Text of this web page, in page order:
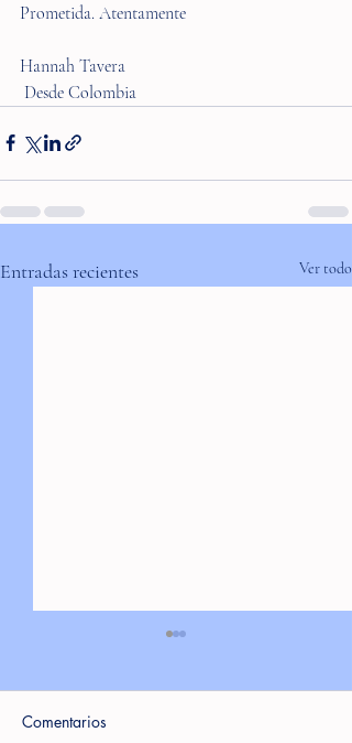
Prometida. Atentamente
Hannah Tavera
Desde Colombia
Entradas recientes Ver todo
Comentarios